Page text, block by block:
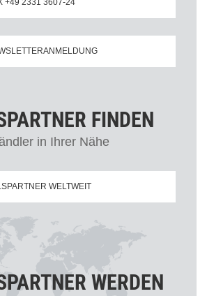
+49 2331 3607-24
FINDEN
in Ihrer Nähe
WELTWEIT
WERDEN